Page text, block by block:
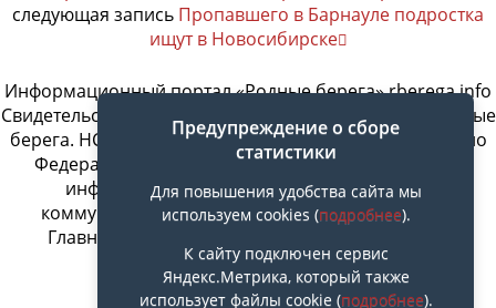
следующая запись Пропавшего в Барнауле подростка
ищут в Новосибирске
Информационный портал «Родные берега» rberega.info
Свидетельство о регистрации сетевого издания «Родные
берега. НСК»: Эл № ФС77-74717 от 11.01.2019 г., выдано
Федеральной службой по надзору в сфере связи,
информационных технологий и массовых
коммуникаций. Учредитель ООО «СовИнформ».
Главный редактор Байжанов Ерлан Омарович
Предупреждение о сборе
статистики
Для повышения удобства сайта мы
используем cookies (подробнее).
К сайту подключен сервис
Яндекс.Метрика, который также
использует файлы cookie (подробнее).